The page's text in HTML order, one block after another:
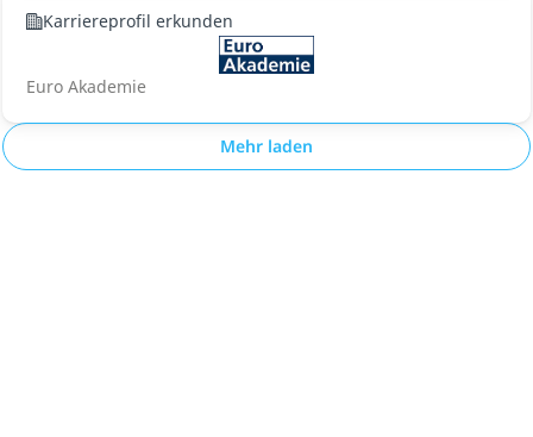
Karriereprofil erkunden
Euro Akademie
Mehr laden